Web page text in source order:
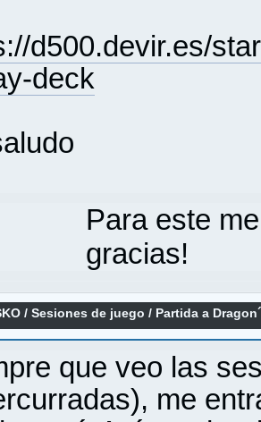
d500.devir.es/
deck
Para este
gracias!
/Sesiones de juego / Partida a
que veo las
me